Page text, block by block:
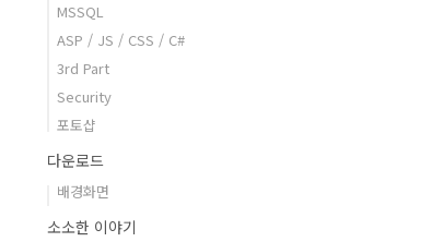
MSSQL
ASP / JS / CSS / C#
3rd Part
Security
포토샵
다운로드
배경화면
소소한 이야기